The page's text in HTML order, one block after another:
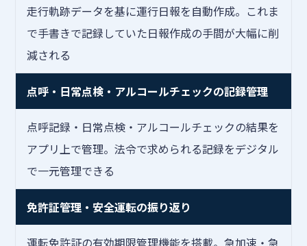
走行軌跡データを基に運行日報を自動作成。これま
で手書きで記録していた日報作成の手間が大幅に削
減される
点呼・日常点検・アルコールチェックの記録管理
点呼記録・日常点検・アルコールチェックの結果を
アプリ上で管理。法令で求められる記録をデジタル
で一元管理できる
免許証管理・安全運転の振り返り
運転免許証の有効期限管理機能を搭載。急加速・急